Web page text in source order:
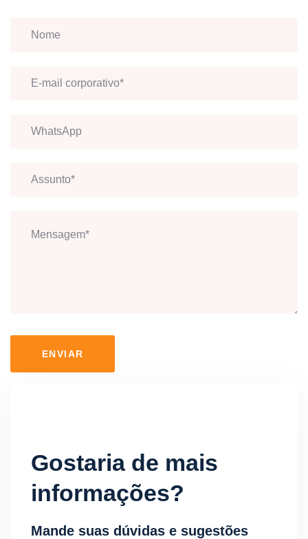
ENVIAR
Gostaria de mais
informações?
Mande suas dúvidas e sugestões